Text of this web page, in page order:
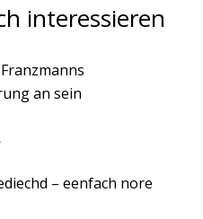
interessieren
an sein
– eenfach nore